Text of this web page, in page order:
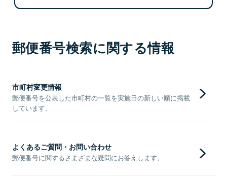
郵便番号検索に関する情報
市町村変更情報
郵便番号を公表した市町村の一覧を実施日の新しい順に掲載
しています。
よくあるご質問・お問い合わせ
郵便番号に関するさまざまな疑問にお答えします。